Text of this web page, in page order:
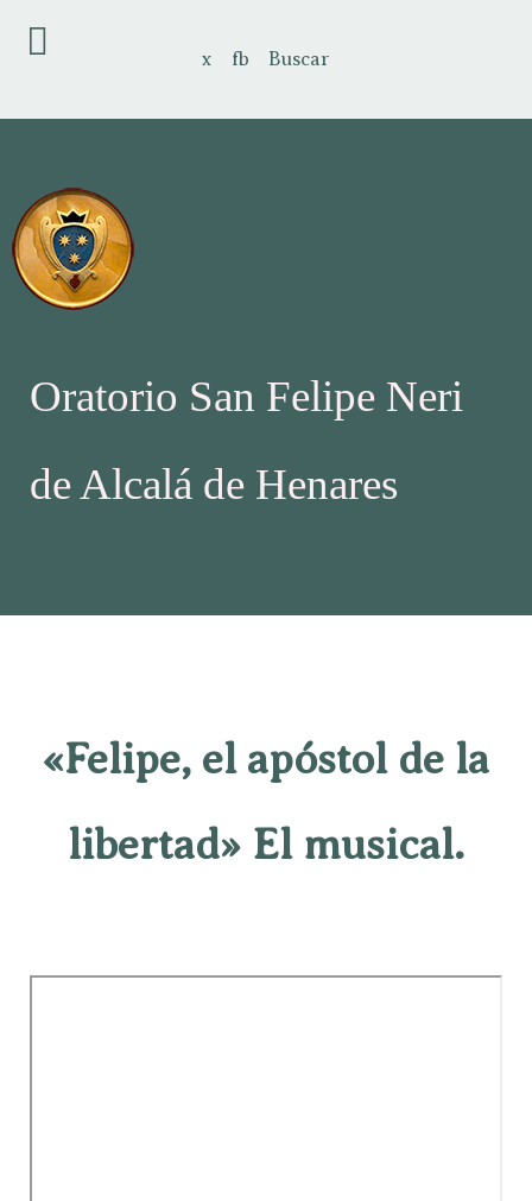
x fb Buscar
Oratorio San Felipe Neri
de Alcalá de Henares
«Felipe, el apóstol de la
libertad» El musical.